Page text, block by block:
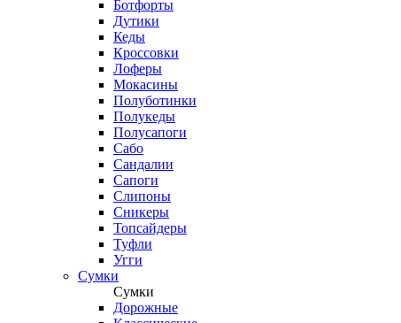
Ботфорты
Дутики
Кеды
Кроссовки
Лоферы
Мокасины
Полуботинки
Полукеды
Полусапоги
Сабо
Сандалии
Сапоги
Слипоны
Сникеры
Топсайдеры
Туфли
Угги
Сумки
Сумки
Дорожные